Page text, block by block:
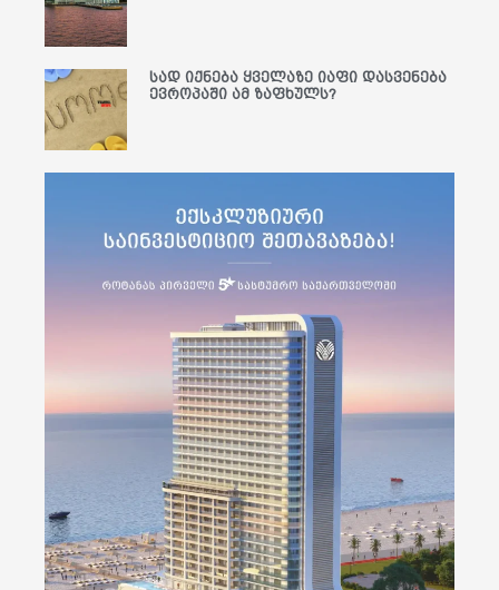
სად იქნება ყველაზე იაფი დასვენება
ევროპაში ამ ზაფხულს?